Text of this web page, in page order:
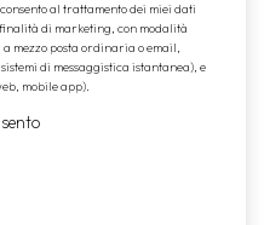
al trattamento dei miei dati
di marketing, con modalità
mezzo posta ordinaria o email,
di messaggistica istantanea), e
mobile app).